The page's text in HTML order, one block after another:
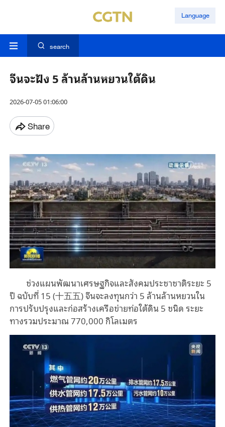
Language
search
จีนจะฝัง 5 ล้านล้านหยวนใต้ดิน
2026-07-05 01:06:00
Share
ช่วงแผนพัฒนาเศรษฐกิจและสังคมประชาชาติระยะ 5
ปี ฉบับที่ 15 (十五五) จีนจะลงทุนกว่า 5 ล้านล้านหยวนใน
การปรับปรุงและก่อสร้างเครือข่ายท่อใต้ดิน 5 ชนิด ระยะ
ทางรวมประมาณ 770,000 กิโลเมตร